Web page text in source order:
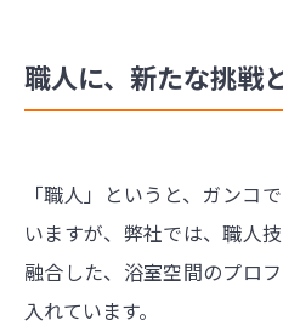
職人に、新たな挑戦
「職人」というと、ガンコ
いますが、弊社では、職人
融合した、浴室空間のプロ
入れています。